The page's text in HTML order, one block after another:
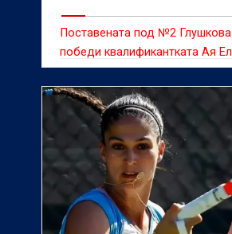
Поставената под №2 Глушкова
победи квалификантката Ая Ел
Ауни (Мароко) с 6:3, 7:6(2)